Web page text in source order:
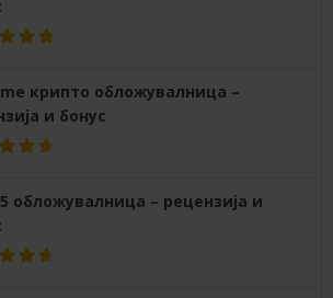
крипто обложувалница –
и бонус
обложувалница – рецензија и